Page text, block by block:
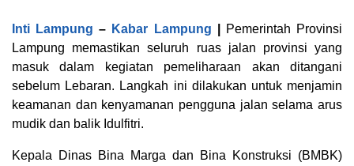
Inti Lampung – Kabar Lampung
Pemerintah Provinsi
Lampung memastikan seluruh ruas jalan provinsi yang
masuk dalam kegiatan pemeliharaan akan ditangani
sebelum Lebaran. Langkah ini dilakukan untuk menjamin
keamanan dan kenyamanan pengguna jalan selama arus
mudik dan balik Idulfitri.
Kepala Dinas Bina Marga dan Bina Konstruksi (BMBK)